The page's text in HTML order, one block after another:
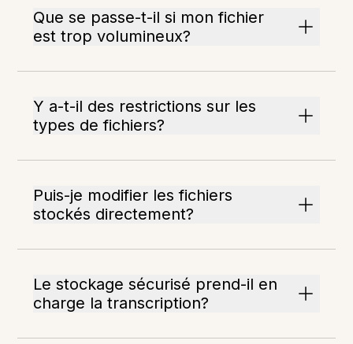
Que se passe-t-il si mon fichier
est trop volumineux?
Y a-t-il des restrictions sur les
types de fichiers?
Puis-je modifier les fichiers
stockés directement?
Le stockage sécurisé prend-il en
charge la transcription?